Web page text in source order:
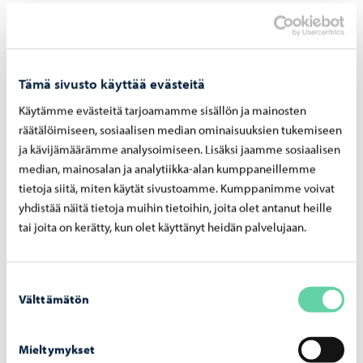
Tämä sivusto käyttää evästeitä
Käytämme evästeitä tarjoamamme sisällön ja mainosten
räätälöimiseen, sosiaalisen median ominaisuuksien tukemiseen
ja kävijämäärämme analysoimiseen. Lisäksi jaamme sosiaalisen
median, mainosalan ja analytiikka-alan kumppaneillemme
tietoja siitä, miten käytät sivustoamme. Kumppanimme voivat
yhdistää näitä tietoja muihin tietoihin, joita olet antanut heille
tai joita on kerätty, kun olet käyttänyt heidän palvelujaan.
valinta
Välttämätön
Mieltymykset
Aiheeseen liittyvät uutiset
töön